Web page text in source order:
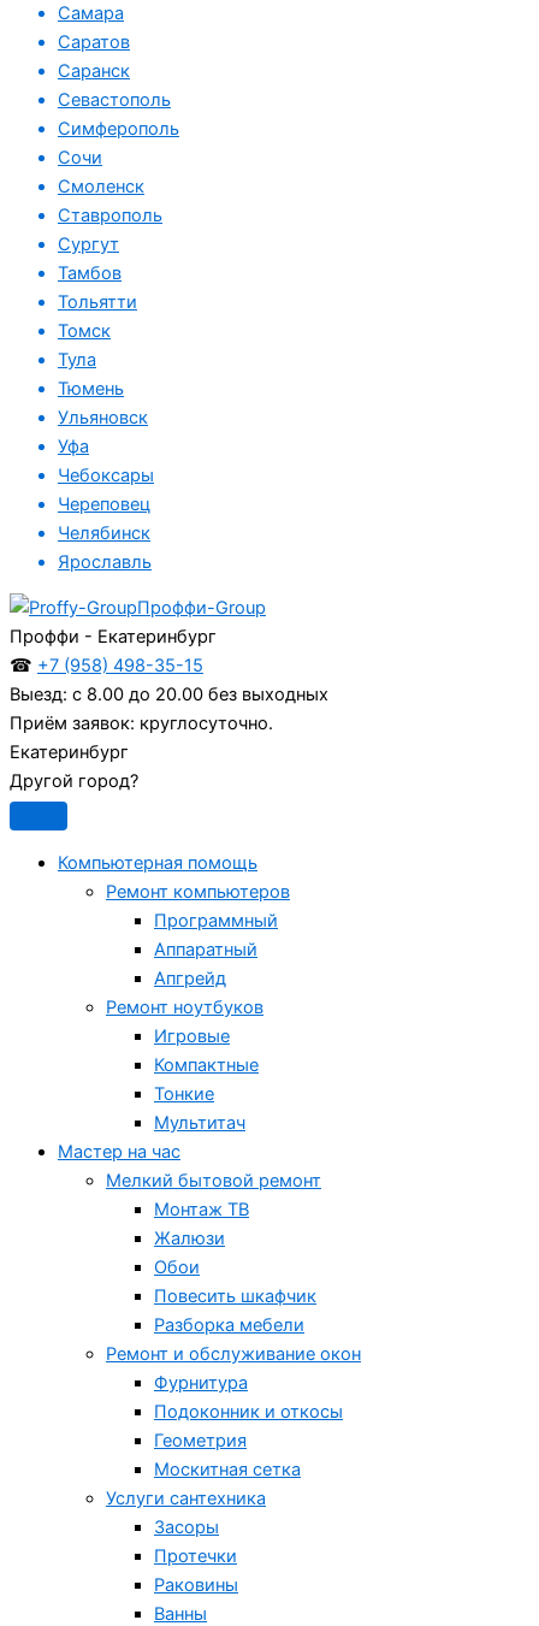
Самара
Саратов
Саранск
Севастополь
Симферополь
Сочи
Смоленск
Ставрополь
Сургут
Тамбов
Тольятти
Томск
Тула
Тюмень
Ульяновск
Уфа
Чебоксары
Череповец
Челябинск
Ярославль
Проффи-Group
Проффи - Екатеринбург
☎ +7 (958) 498-35-15
Выезд: с 8.00 до 20.00 без выходных
Приём заявок: круглосуточно.
Екатеринбург
Другой город?
Компьютерная помощь
Ремонт компьютеров
Программный
Аппаратный
Апгрейд
Ремонт ноутбуков
Игровые
Компактные
Тонкие
Мультитач
Мастер на час
Мелкий бытовой ремонт
Монтаж ТВ
Жалюзи
Обои
Повесить шкафчик
Разборка мебели
Ремонт и обслуживание окон
Фурнитура
Подоконник и откосы
Геометрия
Москитная сетка
Услуги сантехника
Засоры
Протечки
Раковины
Ванны